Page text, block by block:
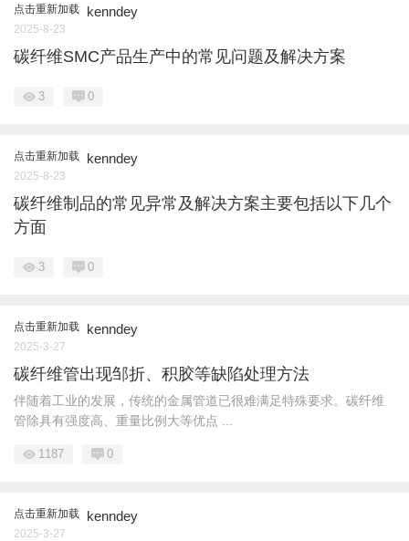
点击重新加载 kenndey
2025-8-23
碳纤维SMC产品生产中的常见问题及解决方案
3 0
点击重新加载 kenndey
2025-8-23
碳纤维制品的常见异常及解决方案主要包括以下几个
方面
3 0
点击重新加载 kenndey
2025-3-27
碳纤维管出现邹折、积胶等缺陷处理方法
伴随着工业的发展，传统的金属管道已很难满足特殊要求。碳纤维
管除具有强度高、重量比例大等优点 ...
1187 0
点击重新加载 kenndey
2025-3-27